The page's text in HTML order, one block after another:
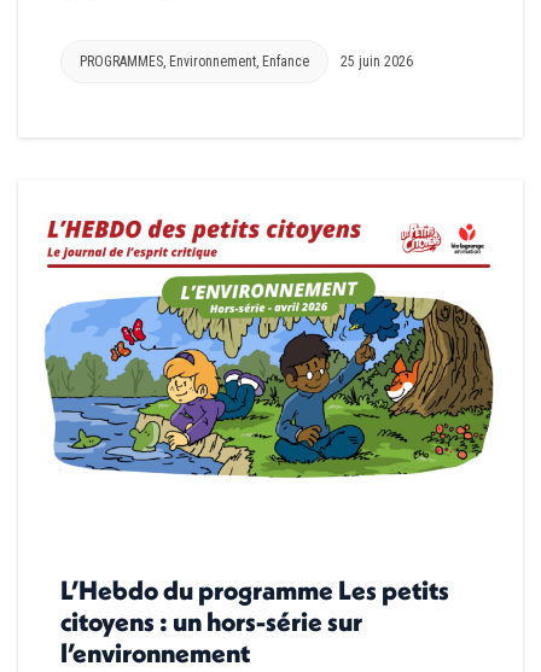
PROGRAMMES Environnement Enfance 25 juin 2026
L’Hebdo du programme Les petits
citoyens : un hors-série sur
l’environnement